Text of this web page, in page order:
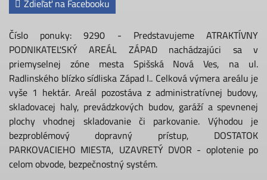
Zdieľať na Facebooku
Číslo ponuky: 9290 - Predstavujeme ATRAKTÍVNY
PODNIKATEĽSKÝ AREÁL ZÁPAD nachádzajúci sa v
priemyselnej zóne mesta Spišská Nová Ves, na ul.
Radlinského blízko sídliska Západ I.. Celková výmera areálu je
vyše 1 hektár. Areál pozostáva z administratívnej budovy,
skladovacej haly, prevádzkových budov, garáží a spevnenej
plochy vhodnej skladovanie či parkovanie. Výhodou je
bezproblémový dopravný prístup, DOSTATOK
PARKOVACIEHO MIESTA, UZAVRETÝ DVOR - oplotenie po
celom obvode, bezpečnostný systém.